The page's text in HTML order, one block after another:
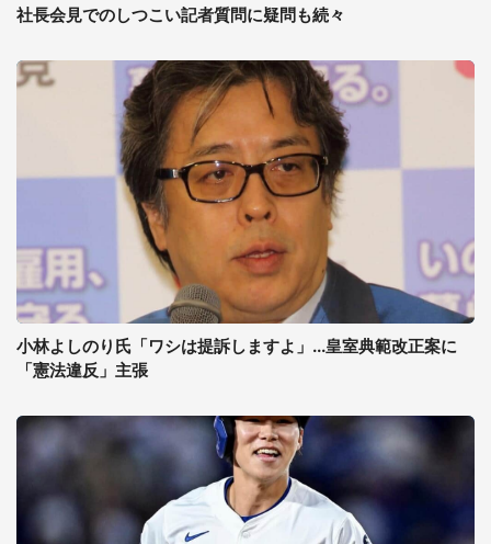
社長会見でのしつこい記者質問に疑問も続々
小林よしのり氏「ワシは提訴しますよ」...皇室典範改正案に
「憲法違反」主張